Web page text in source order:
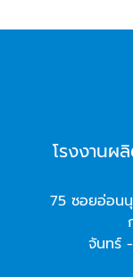
โรงงานผ
75 ซอยอ่อน
จันทร์